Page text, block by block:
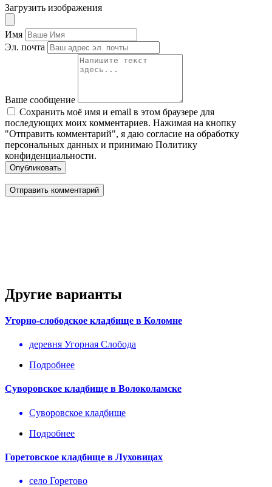
Загрузить изображения
Имя
Эл. почта
Ваше сообщение
Сохранить моё имя и email в этом браузере для
последующих моих комментариев. Нажимая на кнопку
"Отправить комментарий", я даю согласие на обработку
персональных данных и принимаю Политику
конфиденциальности.
Опубликовать
Другие варианты
Угорно-слободское кладбище в Коломне
деревня Угорная Слобода
Подробнее
Суворовское кладбище в Волоколамске
Суворовское кладбище
Подробнее
Горетовское кладбище в Луховицах
село Горетово